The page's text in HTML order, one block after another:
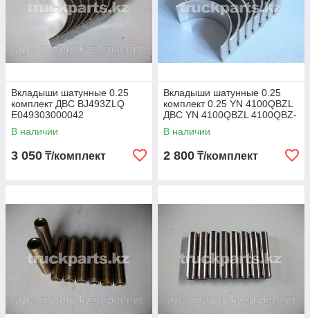
Вкладыши шатунные 0.25
комплект ДВС BJ493ZLQ
E049303000042
В наличии
3 050 ₸/комплект
Вкладыши шатунные 0.25
комплект 0.25 YN 4100QBZL
ДВС YN 4100QBZL 4100QBZ-
04-006
В наличии
2 800 ₸/комплект